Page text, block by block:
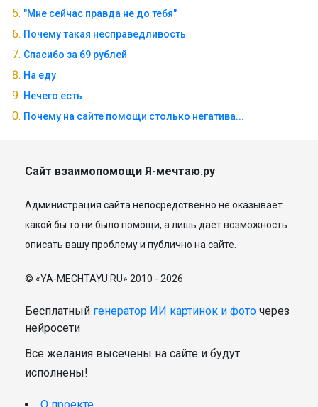
"Мне сейчас правда не до тебя"
Почему такая несправедливость
Спасибо за 69 рублей
На еду
Нечего есть
Почему на сайте помощи столько негатива...
Сайт взаимопомощи Я-мечтаю.ру
Администрация сайта непосредственно не оказывает
какой бы то ни было помощи, а лишь дает возможность
описать вашу проблему и публично на сайте.
© «YA-MECHTAYU.RU» 2010 - 2026
Бесплатный генератор ИИ картинок и фото через
нейросети
Все желания высечены на сайте и будут
исполнены!